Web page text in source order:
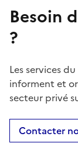
Besoin
?
Les services
informent et
secteur privé
Contacter